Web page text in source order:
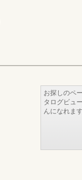
お探しのペ
タログビュ
んになれます